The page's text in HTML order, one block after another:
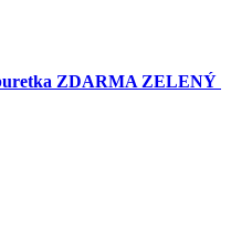
ZDARMA ZELENÝ